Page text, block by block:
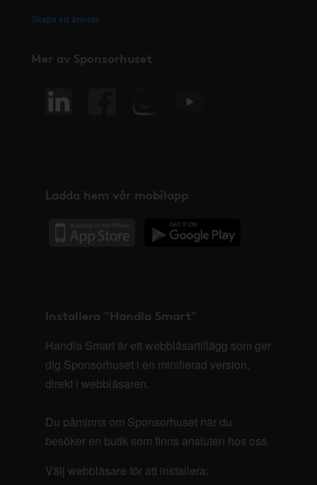
Skapa ett ärende
Mer av Sponsorhuset
Ladda hem vår mobilapp
Installera "Handla Smart"
Handla Smart är ett webbläsartillägg som ger
dig Sponsorhuset i en minifierad version,
direkt i webbläsaren.
Du påminns om Sponsorhuset när du
besöker en butik som finns ansluten hos oss.
Välj webbläsare för att installera: